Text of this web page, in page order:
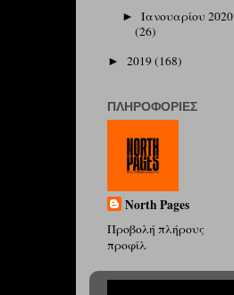
►Ιανουαρίου 2020
(26)
► 2019(168)
ΠΛΗΡΟΦΟΡΊΕΣ
North Pages
Προβολή πλήρους
προφίλ